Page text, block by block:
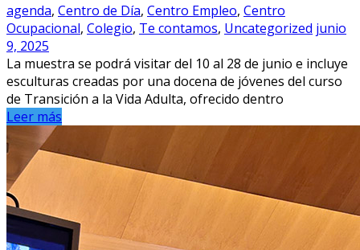
agenda, Centro de Día, Centro Empleo, Centro
Ocupacional, Colegio, Te contamos, Uncategorized junio
9, 2025
La muestra se podrá visitar del 10 al 28 de junio e incluye
esculturas creadas por una docena de jóvenes del curso
de Transición a la Vida Adulta, ofrecido dentro
Leer más